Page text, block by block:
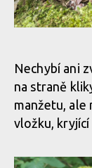
Zavazování
Zavazování
Zavazování resp
Zavazování je
Nechybí ani
na straně
manžetu, ale
vložku,